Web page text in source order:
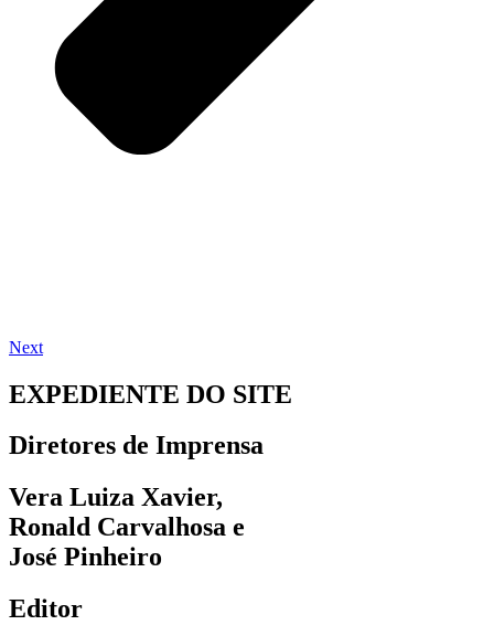
Next
EXPEDIENTE DO SITE
Diretores de Imprensa
Vera Luiza Xavier,
Ronald Carvalhosa e
José Pinheiro
Editor